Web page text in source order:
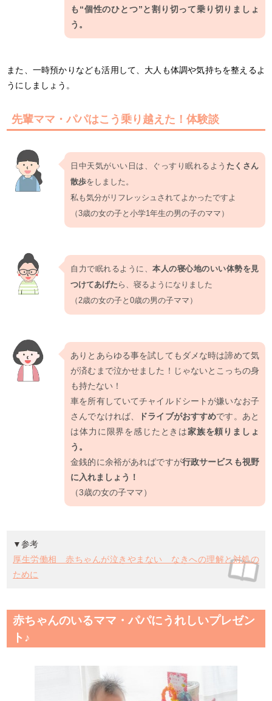
も“個性のひとつ”と割り切って乗り切りましょ
う。
また、一時預かりなども活用して、大人も体調や気持ちを整えるよ
うにしましょう。
先輩ママ・パパはこう乗り越えた！体験談
日中天気がいい日は、ぐっすり眠れるよう たくさん
散歩をしました。
私も気分がリフレッシュされてよかったですよ
（3歳の女の子と小学1年生の男の子のママ）
自力で眠れるように、本人の寝心地のいい体勢を見
つけてあげた ら、寝るようになりました
（2歳の女の子と0歳の男の子ママ）
ありとあらゆる事を試してもダメな時は諦めて気
が済むまで泣かせました！じゃないとこっちの身
も持たない！
車を所有していてチャイルドシートが嫌いなお子
さんでなければ、
ドライブがおすすめです。あと
は体力に限界を感じたときは家族を頼りましょ
う。
金銭的に余裕があればですが行政サービスも視野
に入れましょう！
（3歳の女の子ママ）
▼参考
厚生労働相 赤ちゃんが泣きやまない なきへの理解と対処の
ために
赤ちゃんのいるママ・パパにうれしいプレゼン
ト♪